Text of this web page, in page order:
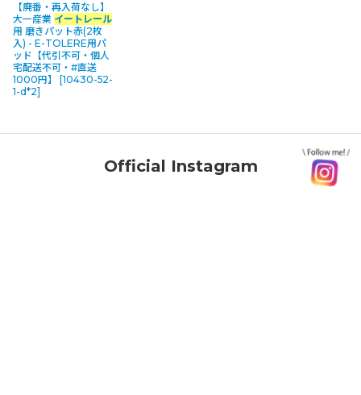
【廃番・再入荷なし】
大一産業 イートレール
用 磨きパット赤(2枚
入) - E-TOLERE用パ
ッド【代引不可・個人
宅配送不可・#直送
1000円】
[10430-52-
1-d*2]
Official Instagram